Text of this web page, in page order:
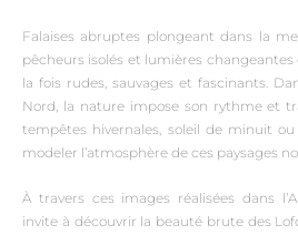
Falaises abruptes plongeant dans la
pêcheurs isolés et lumières changeantes
la fois rudes, sauvages et fascinants.
Nord, la nature impose son rythme et
tempêtes hivernales, soleil de minuit
modeler l’atmosphère de ces paysages
À travers ces images réalisées dans
invite à découvrir la beauté brute des